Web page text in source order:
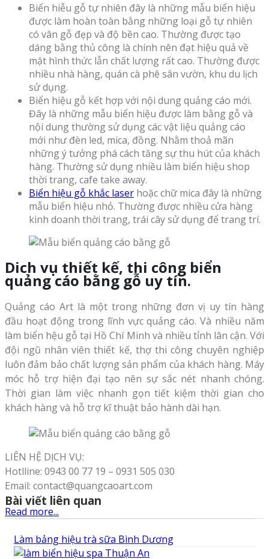
Biển hiễu gỗ tự nhiên đây là những mẫu biển hiệu
được làm hoàn toàn bằng những loại gỗ tự nhiên
có vân gỗ đẹp và độ bền cao. Thường được tạo
dáng bằng thủ công là chính nên đạt hiệu quả về
mặt hình thức lẫn chất lượng rất cao. Thường được
nhiều nhà hàng, quán cà phê sân vườn, khu du lịch
sử dụng.
Biển hiệu gỗ kết hợp với nội dung quảng cáo mới.
Đây là những mẫu biển hiệu được làm bằng gỗ và
nội dung thường sử dụng các vật liệu quảng cáo
mới như đèn led, mica, đồng. Nhằm thoả mãn
những ý tưởng phá cách tăng sự thu hút của khách
hàng. Thường sử dụng nhiều làm biển hiệu shop
thời trang, cafe take away.
Biển hiệu gỗ khắc laser hoặc chữ mica đây là những
mẫu biển hiệu nhỏ. Thường được nhiều cửa hàng
kinh doanh thời trang, trái cây sử dụng để trang trí.
Dich vụ thiết kế, thi công biển
quảng cáo bằng gỗ uy tín.
Quảng cáo Art là một trong những đơn vị uy tín hàng
đầu hoạt động trong lĩnh vực quảng cáo. Và nhiều năm
làm biển hệu gỗ tại Hồ Chí Minh và nhiều tỉnh lân cận. Với
đội ngũ nhân viên thiết kế, thợ thi công chuyên nghiệp
luôn đảm bảo chất lượng sản phẩm của khách hàng. Máy
móc hỗ trợ hiện đại tạo nên sự sắc nét nhanh chóng.
Thời gian làm việc nhanh gọn tiết kiệm thời gian cho
khách hàng và hỗ trợ kĩ thuật bảo hành dài hạn.
LIÊN HỆ DỊCH VỤ:
Hotlline: 0943 00 77 19 – 0931 505 030
Email: contact@quangcaoart.com
Read more...
Bài viết liên quan
Làm bảng hiệu trà sữa Bình Dương